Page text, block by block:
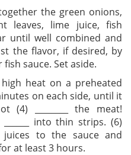
the green onions,
leaves, lime juice, fish
until well combined and
the flavor, if desired, by
fish sauce. Set aside.
high heat on a preheated
on each side, until it
(4) ________ the meat!
into thin strips. (6)
juices to the sauce and
at least 3 hours.